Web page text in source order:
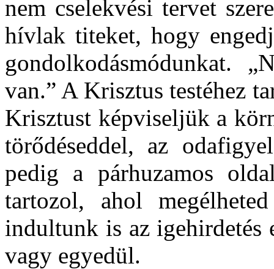
nem cselekvési tervet
hívlak titeket, hogy
gondolkodásmódunkat.
van.” A Krisztus testéhez
Krisztust képviseljük a
törődéseddel, az
pedig a párhuzamos
tartozol, ahol
indultunk is az igehirdetés
vagy egyedül.